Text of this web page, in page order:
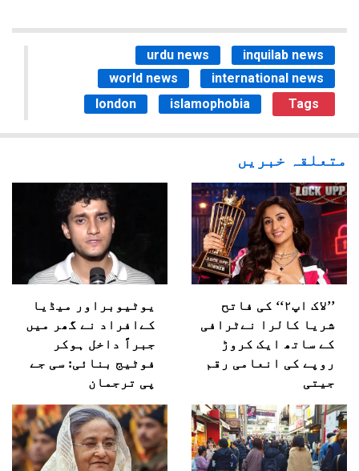
urdu news
inquilab news
world news
international news
london
islamophobia Tags
متعلقہ خبریں
’’لاک اپ۲‘‘ کی فاتح
شریا کالرا نےٹرافی
کے ساتھ ایک کروڑ
روپے کی انعامی رقم
جیتی
یوٹیوبراور میڈیا
کےافراد نے گھر میں
جبراً داخل ہوکر
فوٹیج بنائی: سی جے
پی ترجمان